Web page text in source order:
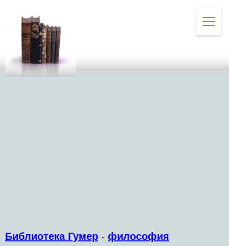
Библиотека Гумер - философия